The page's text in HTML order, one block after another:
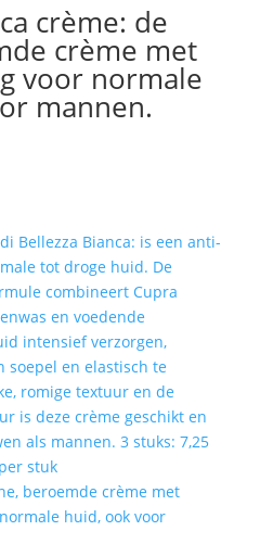
crème: de
crème met
voor normale
mannen.
Bellezza Bianca: is een anti-
tot droge huid. De
combineert Cupra
en voedende
intensief verzorgen,
soepel en elastisch te
romige textuur en de
is deze crème geschikt en
als mannen. 3 stuks: 7,25
stuk